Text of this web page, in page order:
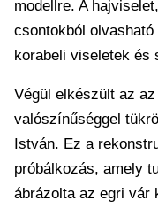
modellre. A
csontokból
korabeli viseletek és
Végül elkészült az
valószínűséggel
István. Ez a
próbálkozás, amely
ábrázolta az egri vár